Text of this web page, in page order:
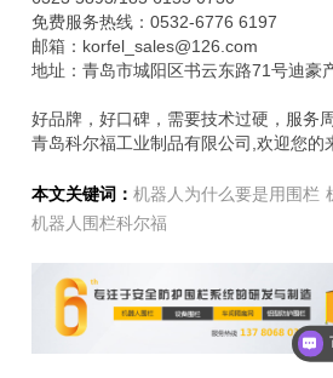
免费服务热线：0532-6776 6197
邮箱：korfel_sales@126.com
地址：青岛市城阳区书云东路71号迪豪
好品牌，好口碑，需要技术过硬，服务
青岛科尔福工业制品有限公司,欢迎您的
本文关键词：机器人为什么要是用围栏
机器人围栏科尔福